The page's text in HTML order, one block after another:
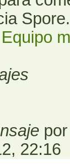
Spore.
Equipo
22:16